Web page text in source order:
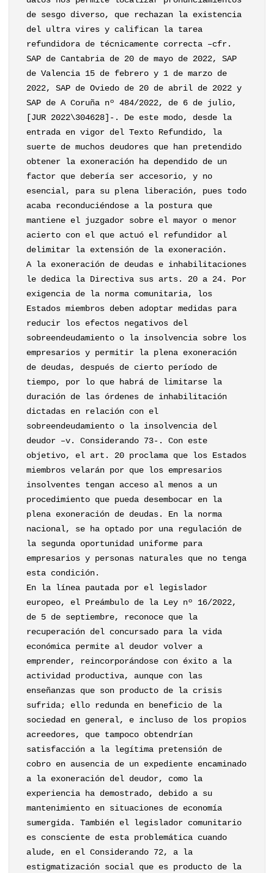
de sesgo diverso, que rechazan la existencia
del ultra vires y califican la tarea
refundidora de técnicamente correcta –cfr.
SAP de Cantabria de 20 de mayo de 2022, SAP
de Valencia 15 de febrero y 1 de marzo de
2022, SAP de Oviedo de 20 de abril de 2022 y
SAP de A Coruña nº 484/2022, de 6 de julio,
[JUR 2022\304628]-. De este modo, desde la
entrada en vigor del Texto Refundido, la
suerte de muchos deudores que han pretendido
obtener la exoneración ha dependido de un
factor que debería ser accesorio, y no
esencial, para su plena liberación, pues todo
acaba reconduciéndose a la postura que
mantiene el juzgador sobre el mayor o menor
acierto con el que actuó el refundidor al
delimitar la extensión de la exoneración.
A la exoneración de deudas e inhabilitaciones
le dedica la Directiva sus arts. 20 a 24. Por
exigencia de la norma comunitaria, los
Estados miembros deben adoptar medidas para
reducir los efectos negativos del
sobreendeudamiento o la insolvencia sobre los
empresarios y permitir la plena exoneración
de deudas, después de cierto período de
tiempo, por lo que habrá de limitarse la
duración de las órdenes de inhabilitación
dictadas en relación con el
sobreendeudamiento o la insolvencia del
deudor –v. Considerando 73-. Con este
objetivo, el art. 20 proclama que los Estados
miembros velarán por que los empresarios
insolventes tengan acceso al menos a un
procedimiento que pueda desembocar en la
plena exoneración de deudas. En la norma
nacional, se ha optado por una regulación de
la segunda oportunidad uniforme para
empresarios y personas naturales que no tenga
esta condición.
En la línea pautada por el legislador
europeo, el Preámbulo de la Ley nº 16/2022,
de 5 de septiembre, reconoce que la
recuperación del concursado para la vida
económica permite al deudor volver a
emprender, reincorporándose con éxito a la
actividad productiva, aunque con las
enseñanzas que son producto de la crisis
sufrida; ello redunda en beneficio de la
sociedad en general, e incluso de los propios
acreedores, que tampoco obtendrían
satisfacción a la legítima pretensión de
cobro en ausencia de un expediente encaminado
a la exoneración del deudor, como la
experiencia ha demostrado, debido a su
mantenimiento en situaciones de economía
sumergida. También el legislador comunitario
es consciente de esta problemática cuando
alude, en el Considerando 72, a la
estigmatización social que es producto de la